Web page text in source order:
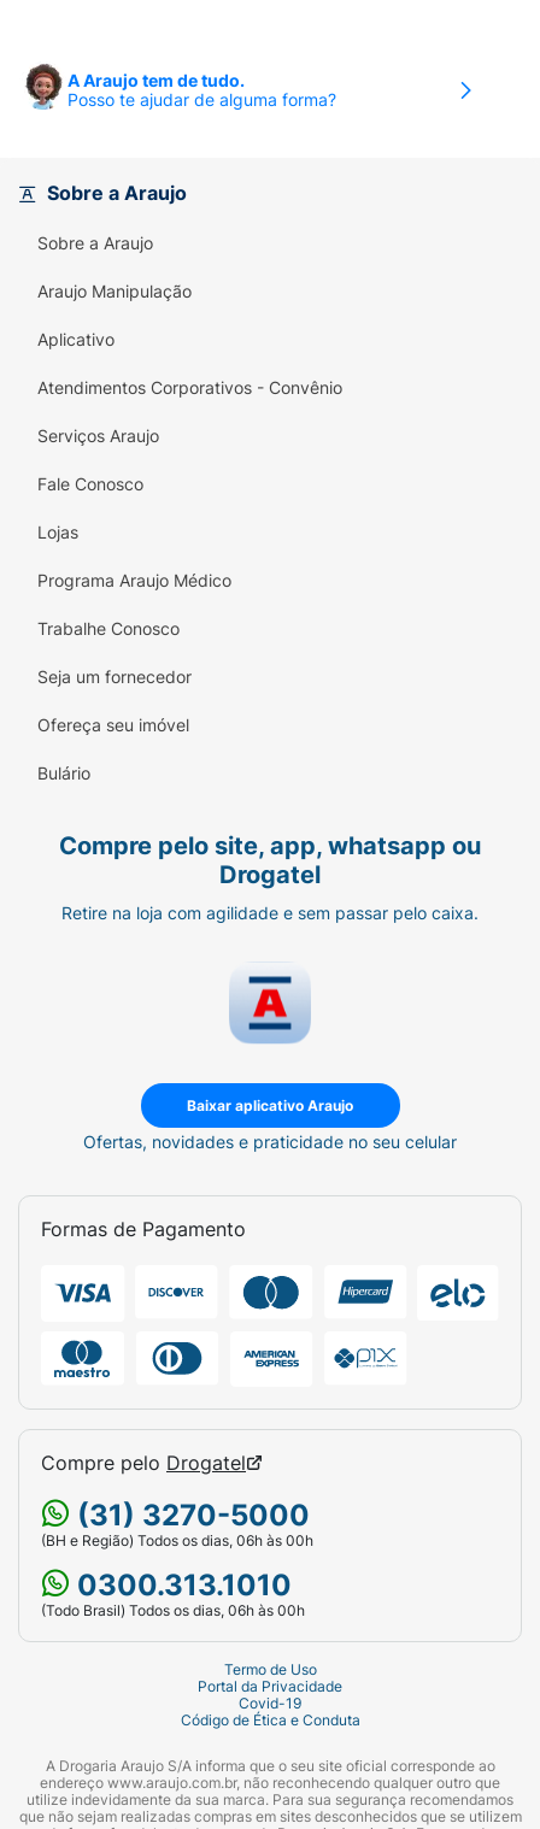
Condicionador Matizador Specialist Blonde
Amend do comprimento dos fios até as
Precauções:Mantenha fora do alcance de
crianças, em lugar fresco e ao abrigo de luz
intensa. Não ingerir. Em caso de contato com
os olhos, enxaguar imediatamente com água
A Araujo tem de tudo.
Posso te ajudar de alguma forma?
Sobre a Araujo
Sobre a Araujo
Araujo Manipulação
Aplicativo
Atendimentos Corporativos - Convênio
Serviços Araujo
Fale Conosco
Lojas
Programa Araujo Médico
Trabalhe Conosco
Seja um fornecedor
Ofereça seu imóvel
Bulário
Compre pelo site, app, whatsapp ou
Drogatel
Retire na loja com agilidade e sem passar pelo caixa.
Baixar aplicativo Araujo
Ofertas, novidades e praticidade no seu celular
Formas de Pagamento
Compre pelo Drogatel
(31) 3270-5000
(BH e Região) Todos os dias, 06h às 00h
0300.313.1010
(Todo Brasil) Todos os dias, 06h às 00h
Termo de Uso
Portal da Privacidade
Covid-19
Código de Ética e Conduta
A Drogaria Araujo S/A informa que o seu site oficial corresponde ao
endereço www.araujo.com.br, não reconhecendo qualquer outro que
utilize indevidamente da sua marca. Para sua segurança recomendamos
que não sejam realizadas compras em sites desconhecidos que se utilizem